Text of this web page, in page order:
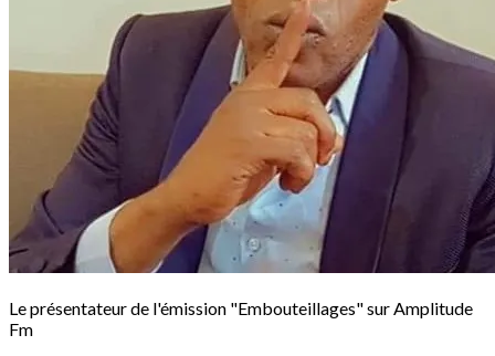
Le présentateur de l'émission "Embouteillages" sur Amplitude
Fm